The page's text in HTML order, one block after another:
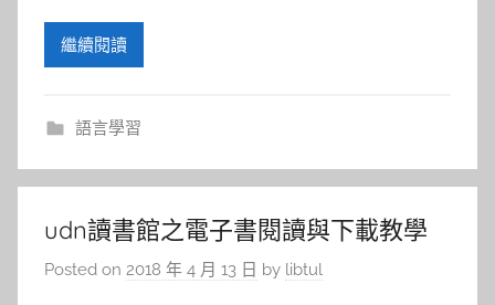
繼續閱讀
語言學習
udn讀書館之電子書閱讀與下載教學
Posted on 2018 年 4 月 13 日 by libtul